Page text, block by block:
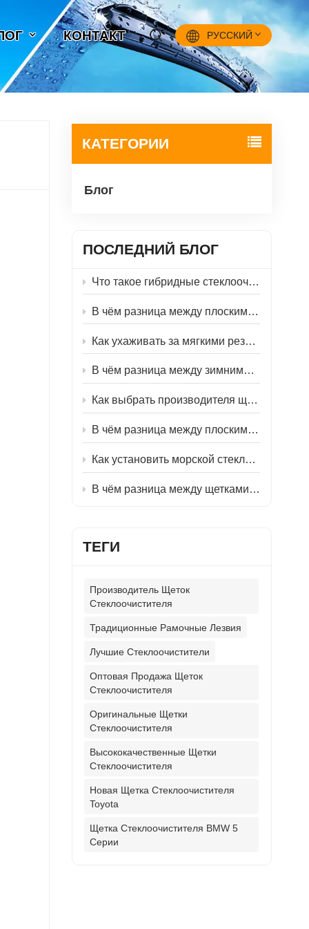
КОНТАКТ PУССКИЙ
English
Français
КАТЕГОРИИ
Блог
ПОСЛЕДНИЙ БЛОГ
Что такое гибридные стеклоочистители?
В чём разница между плоскими и гибридными щетками стеклоочистителя?
Как ухаживать за мягкими резиновыми щетками стеклоочистителя?
В чём разница между зимними и летними щетками стеклоочистителя?
Как выбрать производителя щеток стеклоочистителя?
В чём разница между плоскими и классическими щетками стеклоочистителя?
Как установить морской стеклоочиститель?
В чём разница между щетками стеклоочистителя со стороны водителя и пассажира?
ТЕГИ
Производитель Щеток
Стеклоочистителя
Традиционные Рамочные Лезвия
Лучшие Стеклоочистители
Оптовая Продажа Щеток
Стеклоочистителя
Оригинальные Щетки
Стеклоочистителя
Высококачественные Щетки
Стеклоочистителя
Новая Щетка Стеклоочистителя
Toyota
Щетка Стеклоочистителя BMW 5
Серии